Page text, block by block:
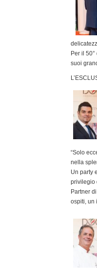
Per il
suoi
“Solo
nella
Un party
privilegio
Partner
ospiti, un